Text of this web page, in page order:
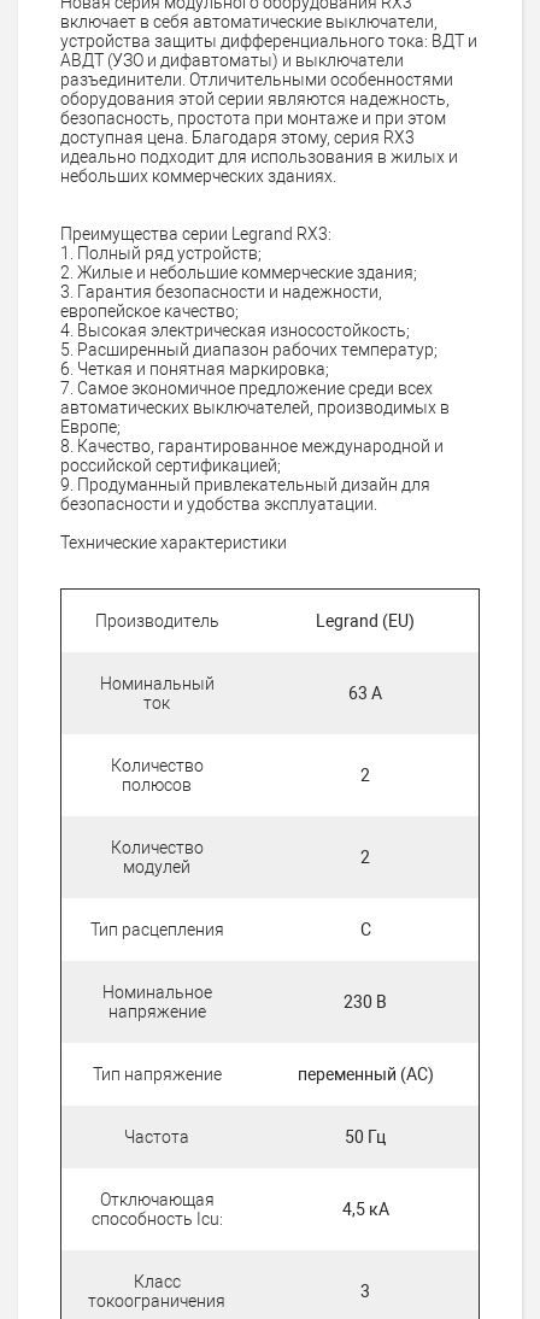
включает в себя автоматические выключатели,
устройства защиты дифференциального тока: ВДТ и
АВДТ (УЗО и дифавтоматы) и выключатели
разъединители. Отличительными особенностями
оборудования этой серии являются надежность,
безопасность, простота при монтаже и при этом
доступная цена. Благодаря этому, серия RX3
идеально подходит для использования в жилых и
небольших коммерческих зданиях.
Преимущества серии Legrand RX3:
1. Полный ряд устройств;
2. Жилые и небольшие коммерческие здания;
3. Гарантия безопасности и надежности,
европейское качество;
4. Высокая электрическая износостойкость;
5. Расширенный диапазон рабочих температур;
6. Четкая и понятная маркировка;
7. Самое экономичное предложение среди всех
автоматических выключателей, производимых в
Европе;
8. Качество, гарантированное международной и
российской сертификацией;
9. Продуманный привлекательный дизайн для
безопасности и удобства эксплуатации.
Технические характеристики
Производитель Legrand (EU)
Номинальный
ток
63 А
Количество
полюсов
2
Количество
модулей
2
Тип расцепления C
Номинальное
напряжение
230 В
Тип напряжение переменный (AC)
Частота 50 Гц
Отключающая
способность Icu:
4,5 кА
Класс
токоограничения
3